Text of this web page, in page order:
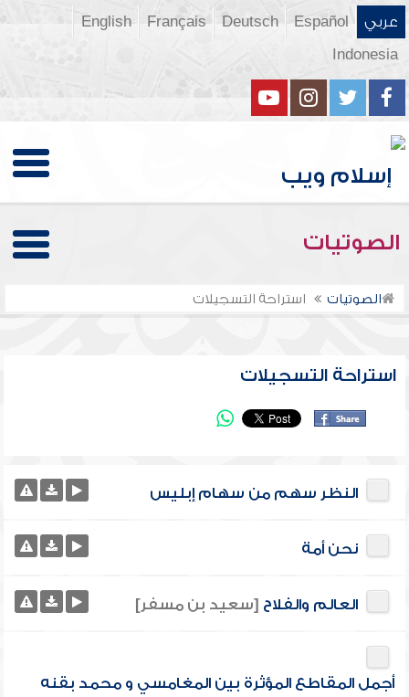
عربي Español
Deutsch
Français
English
Indonesia
الصوتيات
الصوتيات استراحة التسجيلات
استراحة التسجيلات
النظر سهم من سهام إبليس
نحن أمة
العالم والفلاح [سعيد بن مسفر]
أجمل المقاطع المؤثرة بين المغامسي و محمد بقنه